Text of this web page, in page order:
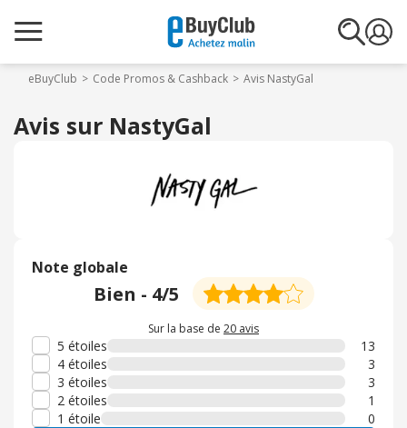
eBuyClub Code Promos & Cashback Avis NastyGal
Avis sur NastyGal
Note globale
Bien - 4/5
Sur la base de 20 avis
5 étoiles
13
4 étoiles
3
3 étoiles
3
2 étoiles
1
1 étoile
0